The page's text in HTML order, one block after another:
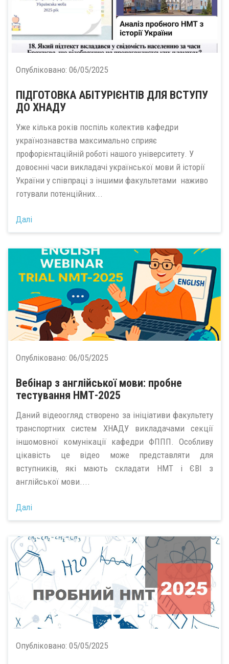
Опубліковано: 06/05/2025
ПІДГОТОВКА АБІТУРІЄНТІВ ДЛЯ ВСТУПУ
ДО ХНАДУ
Уже кілька років поспіль колектив кафедри
українознавства максимально сприяє
профорієнтаційній роботі нашого університету. У
довоєнні часи викладачі української мови й історії
України у співпраці з іншими факультетами наживо
готували потенційних...
Далі
Опубліковано: 06/05/2025
Вебінар з англійської мови: пробне
тестування НМТ-2025
Даний відеоогляд створено за ініціативи факультету
транспортних систем ХНАДУ викладачами секції
іншомовної комунікації кафедри ФППП. Особливу
цікавість це відео може представляти для
вступників, які мають складати НМТ і ЄВІ з
англійської мови....
Далі
Опубліковано: 05/05/2025